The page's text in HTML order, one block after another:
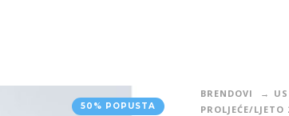
50% POPUSTA
BRENDOVI
PROLJEĆE/LJETO